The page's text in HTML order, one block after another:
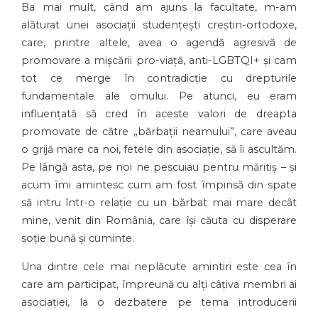
Ba mai mult, când am ajuns la facultate, m-am
alăturat unei asociații studențești creștin-ortodoxe,
care, printre altele, avea o agendă agresivă de
promovare a mișcării pro-viață, anti-LGBTQI+ și cam
tot ce merge în contradicție cu drepturile
fundamentale ale omului. Pe atunci, eu eram
influențată să cred în aceste valori de dreapta
promovate de către „bărbații neamului”, care aveau
o grijă mare ca noi, fetele din asociație, să îi ascultăm.
Pe lângă asta, pe noi ne pescuiau pentru măritiș – și
acum îmi amintesc cum am fost împinsă din spate
să intru într-o relație cu un bărbat mai mare decât
mine, venit din România, care își căuta cu disperare
soție bună și cuminte.
Una dintre cele mai neplăcute amintiri este cea în
care am participat, împreună cu alți câțiva membri ai
asociației, la o dezbatere pe tema introducerii